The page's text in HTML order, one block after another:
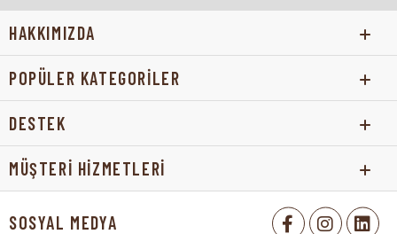
HAKKIMIZDA
POPÜLER KATEGORİLER
DESTEK
MÜŞTERİ HİZMETLERİ
SOSYAL MEDYA